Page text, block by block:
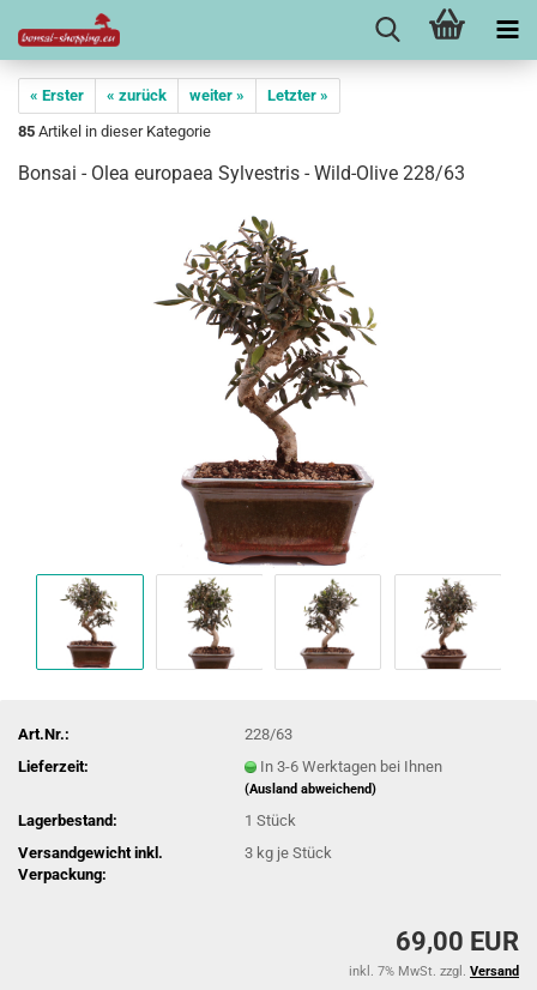
« Erster « zurück weiter »
Letzter »
85 Artikel in dieser Kategorie
Bonsai - Olea europaea Sylvestris - Wild-Olive 228/63
Art.Nr.:
228/63
Lieferzeit:
In 3-6 Werktagen bei Ihnen
(Ausland abweichend)
Lagerbestand: 1Stück
Versandgewicht inkl.
Verpackung:
3 kg je Stück
69,00 EUR
inkl. 7% MwSt. zzgl. Versand